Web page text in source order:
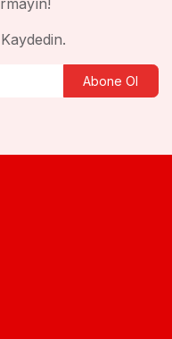
Abone Ol